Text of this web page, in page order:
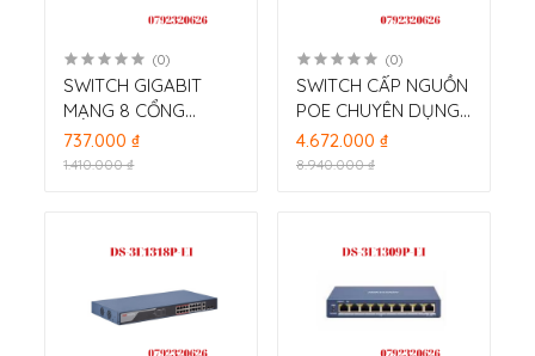
(0)
SWITCH GIGABIT
MẠNG 8 CỔNG
HIKVISION DS-
3E1508-EI
737.000 ₫
1.410.000 ₫
(0)
SWITCH CẤP NGUỒN
POE CHUYÊN DỤNG
24 PORT HIKVISION
DS-3E1326P-EI
4.672.000 ₫
8.940.000 ₫